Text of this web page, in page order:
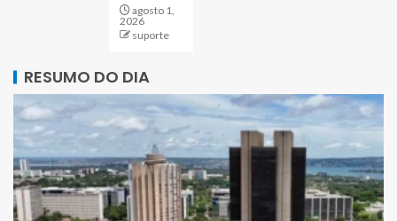
agosto 1,
2026
suporte
RESUMO DO DIA